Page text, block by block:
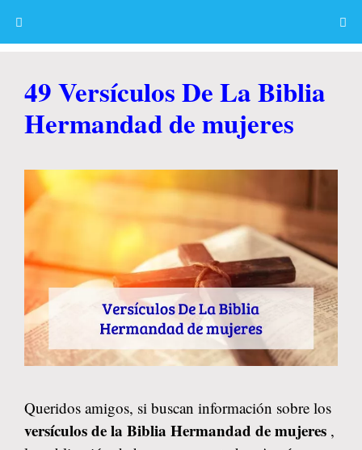
49 Versículos De La Biblia
Hermandad de mujeres
Queridos amigos, si buscan información sobre los
versículos de la Biblia Hermandad de mujeres ,